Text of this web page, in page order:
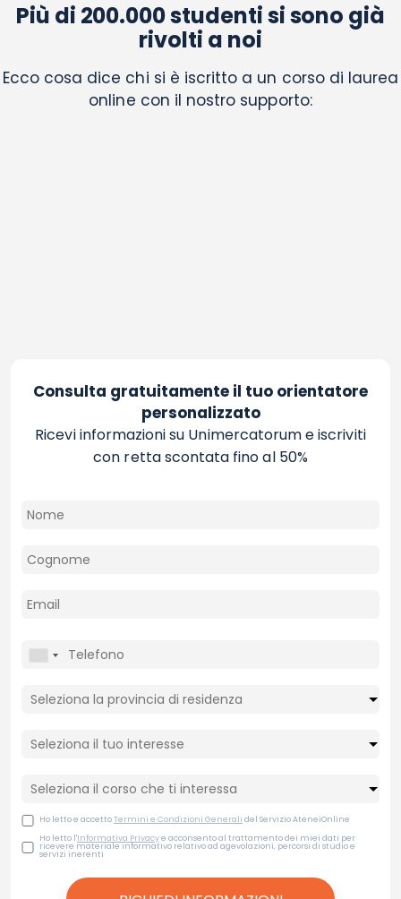
Più di 200.000 studenti si sono già
rivolti a noi
Ecco cosa dice chi si è iscritto a un corso di laurea
online con il nostro supporto:
Consulta gratuitamente il tuo orientatore
personalizzato
Ricevi informazioni su Unimercatorum e iscriviti
con retta scontata fino al 50%
Ho letto e accettoTermini e Condizioni Generali del Servizio AteneiOnline
Ho letto l'Informativa Privacye acconsento al trattamento dei miei dati per
ricevere materiale informativo relativo ad agevolazioni, percorsi di studio e
servizi inerenti